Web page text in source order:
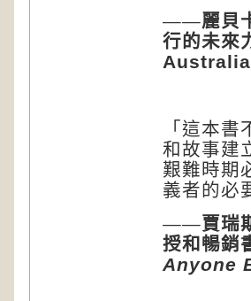
——麗貝
行的未來
「這本
和故事建
艱難時期
義者的必
——賈瑞
授和暢銷
Anyone